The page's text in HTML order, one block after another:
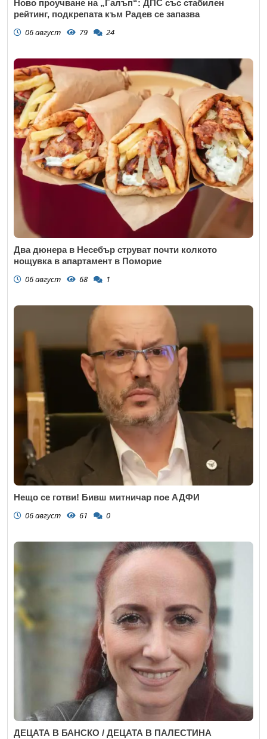
Ново проучване на „Галъп“: ДПС със стабилен
рейтинг, подкрепата към Радев се запазва
06 август 79 24
Два дюнера в Несебър струват почти колкото
нощувка в апартамент в Поморие
06 август 68 1
Нещо се готви! Бивш митничар пое АДФИ
06 август 61 0
ДЕЦАТА В БАНСКО / ДЕЦАТА В ПАЛЕСТИНА